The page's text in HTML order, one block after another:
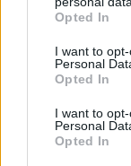
grant or deny
use your data for
consent section.
Opted In
I want to
Personal
Opted In
I want to
Personal
Opted In